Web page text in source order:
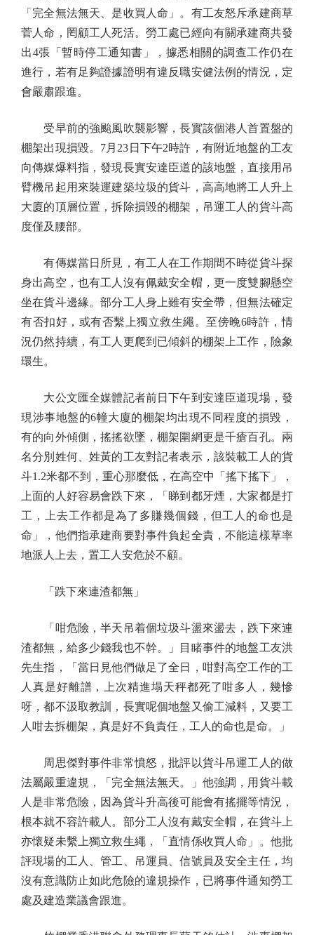
「完全無法無天、是收買人命」。有工友怒斥承建商草
菅人命，罔顧工人死活。勞工處已經向有關承建商共發
出4張「暫時停工通知書」，據悉相關的調查工作仍在
進行，若有足夠證據證明有違反職安健法例的情況，定
會嚴肅跟進。
受早前的強颱風吹襲影響，長實該個港人首置盤的
棚架出現損毀。7月23日下午2時許，有附近地盤的工友
向傳媒爆料指，發現長實安達臣道的該地盤，直接用吊
臂機吊起用來裝運建築垃圾的貨斗，高高地將工人升上
大廈的頂層位置，拆除損毀的棚架，吊運工人的貨斗高
度僅及腰部。
有傳媒當日所見，有工人在工作期間不時從貨斗探
身出高空，也有工人沒有佩戴安全帽，更一度雙腳懸空
坐在貨斗邊緣。部分工人身上雖有安全帶，但無法確定
有否扣好，或有否繫上獨立救生繩。至傍晚6時許，情
況仍然持續，有工人更爬到已傾斜的棚架上工作，險象
環生。
大公文匯全媒體記者前日下午到安達臣道現場，發
現涉事地盤的6幢大廈的棚架均出現不同程度的損毀，
有的向外傾側，搖搖欲墜，棚架圍網更是千瘡百孔。兩
名分別姓何、姓黃的工友對記者表示，該裝載工人的貨
斗1.2米都不到，重心那麼低，在高空中「搖下搖下」，
上面的人好容易會跌下來，「睇到都牙煙，大家都是打
工，上去工作都是為了多賺幾個錢，但工人的命也是
命」，他們指承建商要對事件負起全責，不能這樣草率
地派人上去，置工人安危於不顧。
「跌下來連渣都無」
「咁危險，半天吊着個垃圾斗盪來盪去，跌下來連
渣都無，給多少錢我也不幹。」目睹事件的地盤工友洪
先生指，「當日見他們做足了全日，咁對高空工作的工
人真是好離譜，上次精進塌天秤都死了咁多人，幾慘
呀，都不汲取教訓，長實呢個地盤又偷工減料，又要工
人咁去拆棚架，真是好不負責任，工人的命也是命。」
周思傑對事件非常憤怒，批評以貨斗吊運工人的做
法屬嚴重違規，「完全無法無天。」他強調，用貨斗載
人是非常危險，因為貨斗升高後可能會有搖擺等情況，
根本就不容許載人。部分工人沒有戴安全帽，在貨斗上
亦懷疑未繫上獨立救生繩，「直情係收買人命」。他批
評現場的工人、管工、吊運員、信號員及安全主任，均
沒有意識防止如此危險的違規操作，已將事件通知勞工
處及建造業議會跟進。